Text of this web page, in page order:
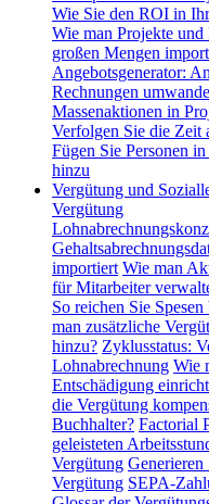
Wie Sie den ROI in
Wie man Projekte
großen Mengen
Angebotsgenerator:
Rechnungen
Massenaktionen in
Verfolgen Sie die Zeit
Fügen Sie Personen
hinzu
Vergütung und
Vergütung
importiert Wie man
für Mitarbeiter
So reichen Sie
man zusätzliche
hinzu? Zyklusstatus:
Lohnabrechnung Wie
Entschädigung
die Vergütung
Buchhalter? Factorial
geleisteten
Vergütung Generieren
Vergütung SEPA-